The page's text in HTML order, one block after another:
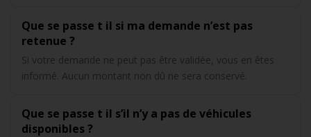
Que se passe t il si ma demande n’est pas
retenue ?
Si votre demande ne peut pas être validée, vous en êtes
informé. Aucun montant non dû ne sera conservé.
Que se passe t il s’il n’y a pas de véhicules
disponibles ?